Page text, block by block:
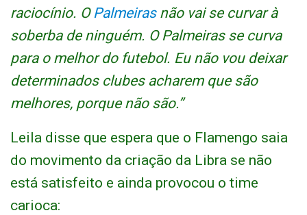
raciocínio. OPalmeirasnão vai se curvar à
soberba de ninguém. O Palmeiras se curva
para o melhor do futebol. Eu não vou deixar
determinados clubes acharem que são
melhores, porque não são.”
Leila disse que espera que o Flamengo saia
do movimento da criação da Libra se não
está satisfeito e ainda provocou o time
carioca: